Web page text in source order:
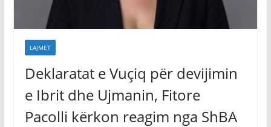
LAJMET
Deklaratat e Vuçiq për devijimin
e Ibrit dhe Ujmanin, Fitore
Pacolli kërkon reagim nga ShBA